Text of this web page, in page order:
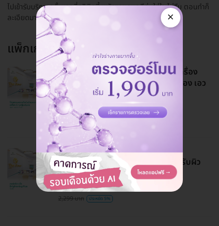
ไปเข้ารับบริการครั้งแรกที่คลินิกนี้ พนักงานดูแลดีค่ะ ใส่ใจ ไม่รีบ ตอนทำก็
ละเอียดมาก มีเก็บจุดเล็กๆน้อยๆให้ด้วย
แพ็กเกจอื่นจาก The Clover Clinic
โปรแกรมสลายไขมันด้วยความเย็น เครื่อง
Cryolipolysis เลือก 1 บริเวณ หน้าท้อง เอว
บั้นท้าย แขน และขา 1 ข้าง 1 ครั้ง
775 บาท
3,500 บาท ประหยัด 78%
ดีลฮิตย่านอโศก 🔥
คอร์สฉีดเมโส Brightening Plus ปรับผิว
หน้าให้ดูกระจ่างใส 3 ครั้ง
2,184 บาท
2,299 บาท ประหยัด 5%
×